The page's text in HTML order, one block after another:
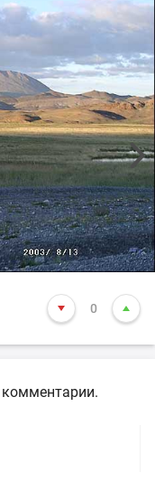
0
комментарии.